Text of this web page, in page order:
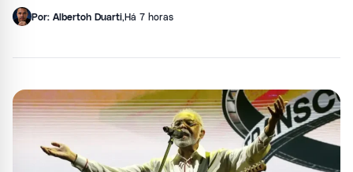
Por: Albertoh Duarti,Há 7 horas